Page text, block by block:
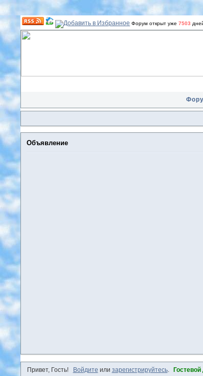
Форум открыт уже7503
Объявление
Привет, Гость! Войдите или зарегистрируйтесь.